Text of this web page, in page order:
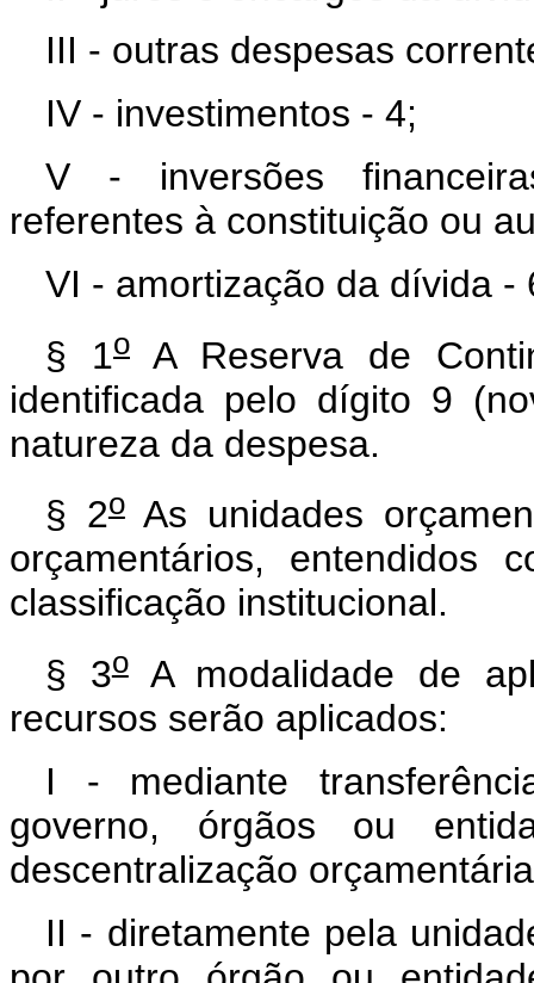
III - outras despesas
IV - investimentos - 4;
V - inversões
referentes à constituição ou
VI - amortização da dívida -
§ 1o A Reserva de
identificada pelo dígito 9
natureza da despesa.
§ 2oAs unidades
orçamentários,
classificação institucional.
§ 3oA modalidade de
recursos serão aplicados:
I - mediante
governo, órgãos ou
descentralização
II - diretamente pela